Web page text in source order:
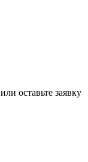
или оставьте заявку